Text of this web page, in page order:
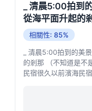
_ 清晨5:00拍到
從海平面升起的
相關性: 85%
_ 清晨5:00拍到的美
的剎那 （不知道是不
民宿很久以前濱海民